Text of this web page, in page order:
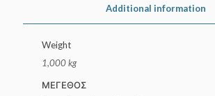
Additional information
Weight
1,000 kg
ΜΕΓΕΘΟΣ